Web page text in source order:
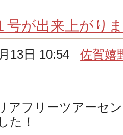
号が出来上がり
13日 10:54佐賀嬉
アフリーツアーセ
た！